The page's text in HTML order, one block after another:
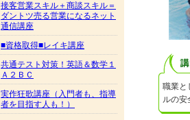
接客営業スキル＋商談スキル＝
ダントツ売る営業になるネット
通信講座
■資格取得■レイキ講座
共通テスト対策！英語＆数学１
Ａ２ＢＣ
実作狂歌講座（入門者も、指導
者を目指す人も！）
職業と
ルの安